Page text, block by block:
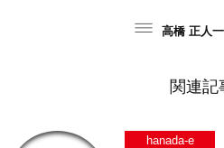
高橋 正人
関連記
hanada-e